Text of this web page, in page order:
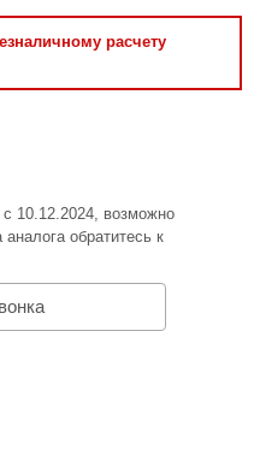
расчету
с 10.12.2024, возможно
обратитесь к